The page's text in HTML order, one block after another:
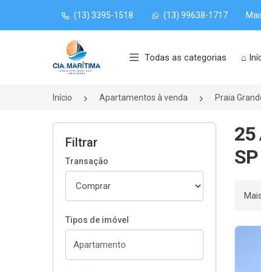
(13) 3395-1518 (13) 99638-1717
Página inicial
Todas as categorias ⌂
Início Apartamentos à venda Praia
Filtrar
Transação
Tipos de imóvel
25
SP